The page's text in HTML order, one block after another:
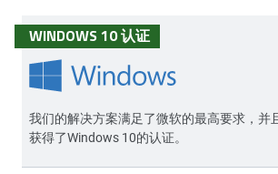
WINDOWS 10 认证
我们的解决方案满足了微软的最高要求，并
获得了Windows 10的认证。